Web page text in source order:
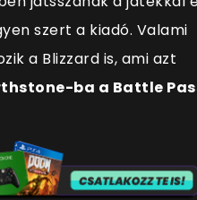
szert a kiadó. Valami
a Blizzard is, ami azt
ba a Battle